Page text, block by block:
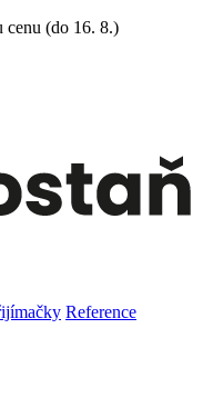
cenu (do 16. 8.)
Reference